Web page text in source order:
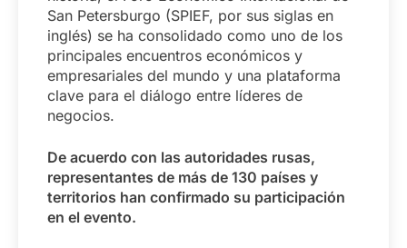
San Petersburgo (SPIEF, por sus siglas en
inglés) se ha consolidado como uno de los
principales encuentros económicos y
empresariales del mundo y una plataforma
clave para el diálogo entre líderes de
negocios.
De acuerdo con las autoridades rusas,
representantes de más de 130 países y
territorios han confirmado su participación
en el evento.